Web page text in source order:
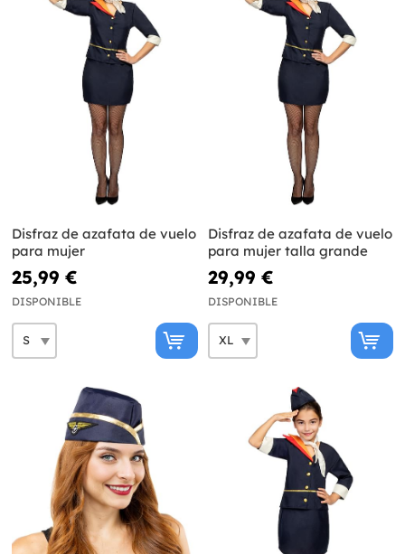
Disfraz de azafata de vuelo
para mujer
25,99 €
DISPONIBLE
Disfraz de azafata de vuelo
para mujer talla grande
29,99 €
DISPONIBLE